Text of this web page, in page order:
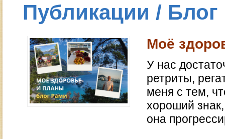
Публикации / Блог
Моё
У нас
ретриты,
меня с тем,
хороший
она